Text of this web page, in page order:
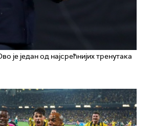
је један од најсрећнијих тренутака